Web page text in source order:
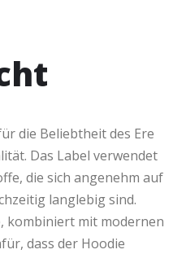
die Beliebtheit des Ere
Das Label verwendet
die sich angenehm auf
langlebig sind.
kombiniert mit modernen
dass der Hoodie